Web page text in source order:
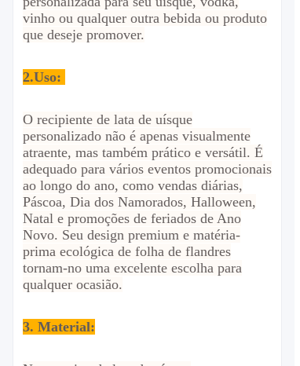
vinho ou qualquer outra bebida ou produto
que deseje promover.
2.Uso:
O recipiente de lata de uísque
personalizado não é apenas visualmente
atraente, mas também prático e versátil. É
adequado para vários eventos promocionais
ao longo do ano, como vendas diárias,
Páscoa, Dia dos Namorados, Halloween,
Natal e promoções de feriados de Ano
Novo. Seu design premium e matéria-
prima ecológica de folha de flandres
tornam-no uma excelente escolha para
qualquer ocasião.
3. Material: